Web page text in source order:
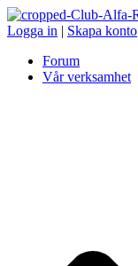
Logga in | Skapa konto
Forum
Vår verksamhet